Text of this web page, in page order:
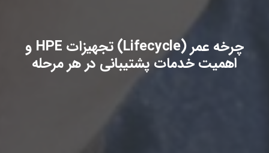
چرخه عمر (Lifecycle) تجهیزات HPE و
اهمیت خدمات پشتیبانی در هر مرحله